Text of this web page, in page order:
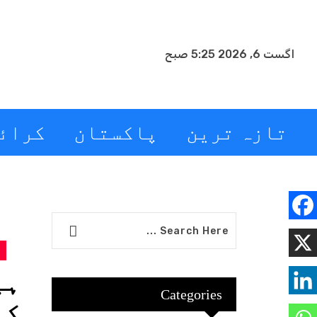
اگست 6, 2026 5:25 صبح
تازہ ترین پاکستان
Categories